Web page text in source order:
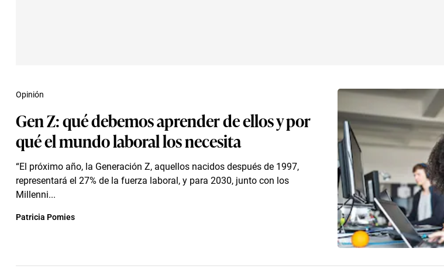
Gen Z: qué debemos aprender de ellos y por
qué el mundo laboral los necesita
“El próximo año, la Generación Z, aquellos nacidos después de 1997,
representará el 27% de la fuerza laboral, y para 2030, junto con los
Millenni...
Opinión
Patricia Pomies